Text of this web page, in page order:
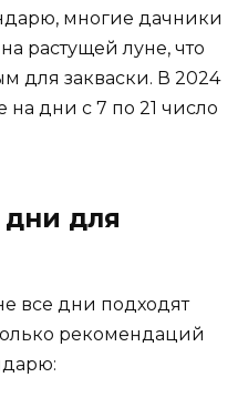
многие дачники
растущей луне, что
для закваски. В 2024
на дни с 7 по 21 число
для
все дни подходят
рекомендаций